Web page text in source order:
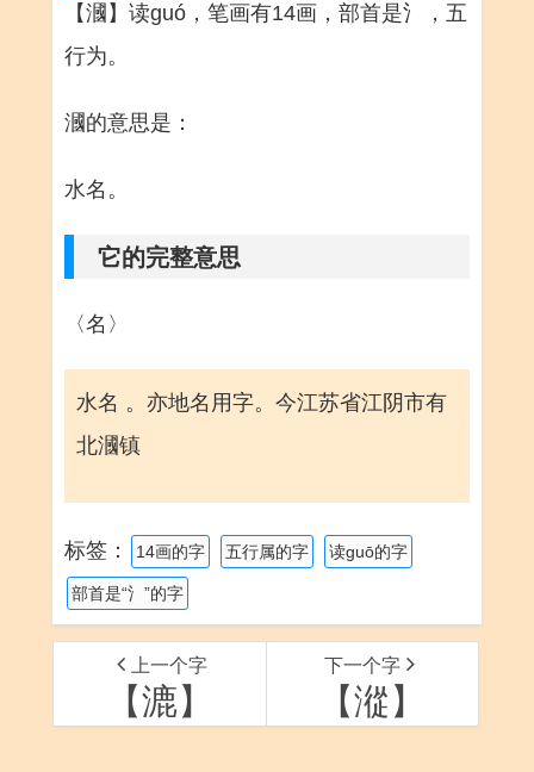
【漍】读guó，笔画有14画，部首是氵，五
行为。
漍的意思是：
水名。
它的完整意思
〈名〉
水名 。亦地名用字。今江苏省江阴市有
北漍镇
标签： 14画的字 五行属的字 读guō的字
部首是“氵”的字
上一个字
【漉】
下一个字
【漎】